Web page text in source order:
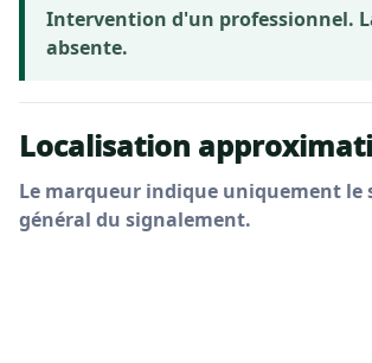
Intervention d'un professionnel.
absente.
Localisation
Le marqueur indique uniquement le
général du signalement.